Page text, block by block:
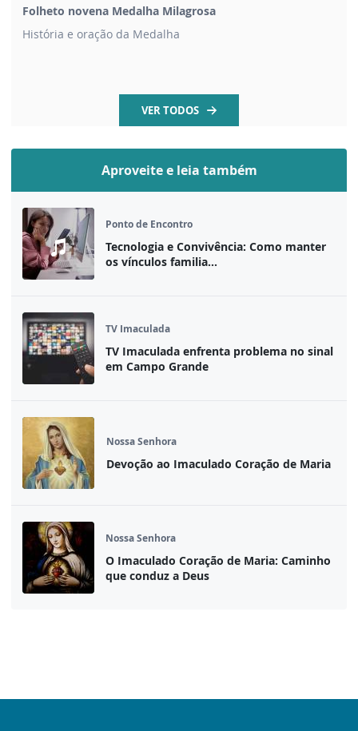
Folheto novena Medalha Milagrosa
História e oração da Medalha
VER TODOS
Aproveite e leia também
Ponto de Encontro
Tecnologia e Convivência: Como manter
os vínculos familia...
TV Imaculada
TV Imaculada enfrenta problema no sinal
em Campo Grande
Nossa Senhora
Devoção ao Imaculado Coração de Maria
Nossa Senhora
O Imaculado Coração de Maria: Caminho
que conduz a Deus